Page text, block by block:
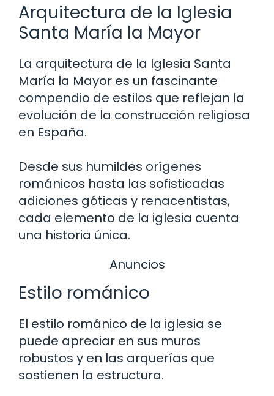
Arquitectura de la Iglesia
Santa María la Mayor
La arquitectura de la Iglesia Santa
María la Mayor es un fascinante
compendio de estilos que reflejan la
evolución de la construcción religiosa
en España.
Desde sus humildes orígenes
románicos hasta las sofisticadas
adiciones góticas y renacentistas,
cada elemento de la iglesia cuenta
una historia única.
Anuncios
Estilo románico
El estilo románico de la iglesia se
puede apreciar en sus muros
robustos y en las arquerías que
sostienen la estructura.